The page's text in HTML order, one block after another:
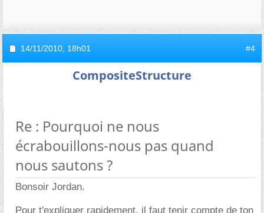
14/11/2010, 18h01 #4
CompositeStructure
Re : Pourquoi ne nous
écrabouillons-nous pas quand
nous sautons ?
Bonsoir Jordan.
Pour t'expliquer rapidement, il faut tenir compte de ton